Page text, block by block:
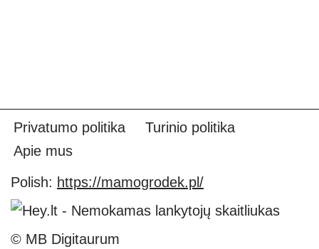
Privatumo politika
Turinio politika
Apie mus
Polish: https://mamogrodek.pl/
© MB Digitaurum